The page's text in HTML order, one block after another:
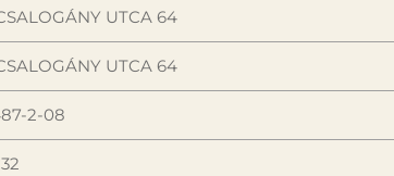
UTCA 64
UTCA 64
2-08